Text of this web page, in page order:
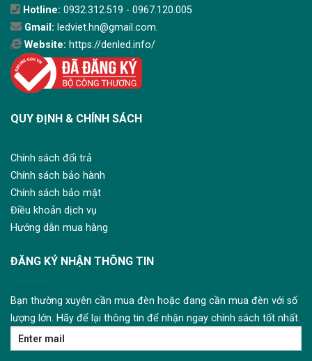
Hotline: 0932.312.519 - 0967.120.005
Gmail: ledviet.hn@gmail.com.
Website: https://denled.info/
QUY ĐỊNH & CHÍNH SÁCH
Chính sách đổi trả
Chính sách bảo hành
Chính sách bảo mật
Điều khoản dịch vụ
Hướng dẫn mua hàng
ĐĂNG KÝ NHẬN THÔNG TIN
Bạn thường xuyên cần mua đèn hoặc đang cần mua đèn với số
lượng lớn. Hãy để lại thông tin để nhận ngay chính sách tốt nhất.